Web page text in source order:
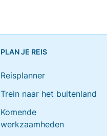
PLAN JE REIS
Reisplanner
Trein naar het buitenland
Komende
werkzaamheden